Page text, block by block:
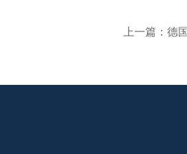
上一篇： 德国